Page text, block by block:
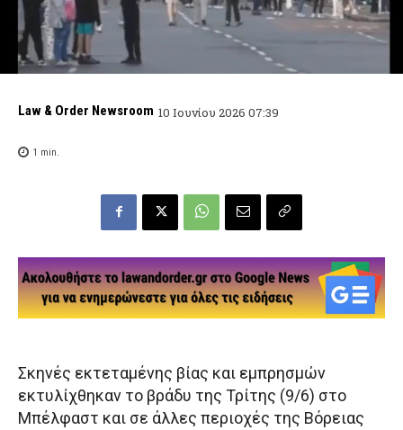
Law & Order Newsroom 10 Ιουνίου 2026 07:39
1 min.
Σκηνές εκτεταμένης βίας και εμπρησμών
εκτυλίχθηκαν το βράδυ της Τρίτης (9/6) στο
Μπέλφαστ και σε άλλες περιοχές της Βόρειας